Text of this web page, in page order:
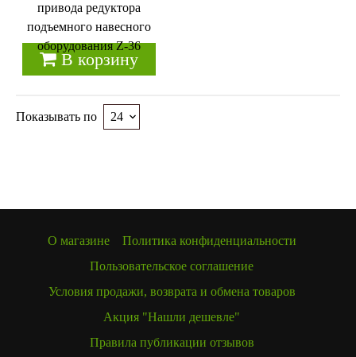
привода редуктора
подъемного навесного
оборудования Z-36
В корзину
Показывать по
О магазине
Политика конфиденциальности
Пользовательское соглашение
Условия продажи, возврата и обмена товаров
Акция "Нашли дешевле"
Правила публикации отзывов